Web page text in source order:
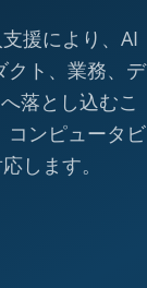
援により、AI
クト、業務、デ
落とし込むこ
コンピュータビ
します。